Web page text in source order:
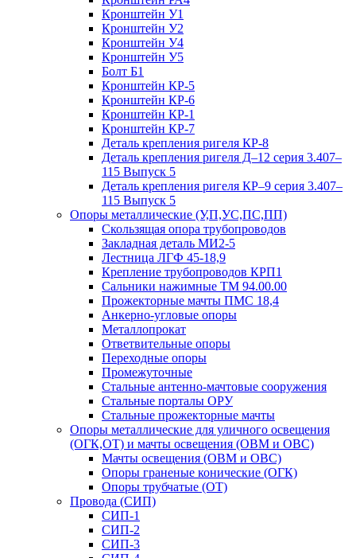
Кронштейн У1
Кронштейн У2
Кронштейн У4
Кронштейн У5
Болт Б1
Кронштейн КР-5
Кронштейн КР-6
Кронштейн КР-1
Кронштейн КР-7
Деталь крепления ригеля КР‑8
Деталь крепления ригеля Д–12 серия 3.407–
115 Выпуск 5
Деталь крепления ригеля КР–9 серия 3.407–
115 Выпуск 5
Опоры металлические (У,П,УС,ПС,ПП)
Скользящая опора трубопроводов
Закладная деталь МИ2-5
Лестница ЛГФ 45-18,9
Крепление трубопроводов КРП1
Сальники нажимные ТМ 94.00.00
Прожекторные мачты ПМС 18,4
Анкерно-угловые опоры
Металлопрокат
Ответвительные опоры
Переходные опоры
Промежуточные
Стальные антенно-мачтовые сооружения
Стальные порталы ОРУ
Стальные прожекторные мачты
Опоры металлические для уличного освещения
(ОГК,ОТ) и мачты освещения (ОВМ и ОВС)
Мачты освещения (ОВМ и ОВС)
Опоры граненые конические (ОГК)
Опоры трубчатые (ОТ)
Провода (СИП)
СИП-1
СИП-2
СИП-3